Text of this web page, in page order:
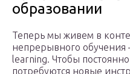
образовании
Теперь мы живем в
непрерывного
learning. Чтобы постоянно
потребуются новые